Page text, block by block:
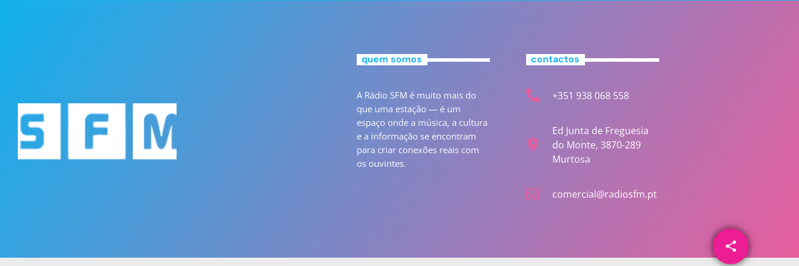
share
email
quem somos
A Rádio SFM é muito mais do
que uma estação — é um
espaço onde a música, a cultura
e a informação se encontram
para criar conexões reais com
os ouvintes.
contactos
+351 938 068 558
Ed Junta de Freguesia
do Monte, 3870-289
Murtosa
comercial@radiosfm.pt